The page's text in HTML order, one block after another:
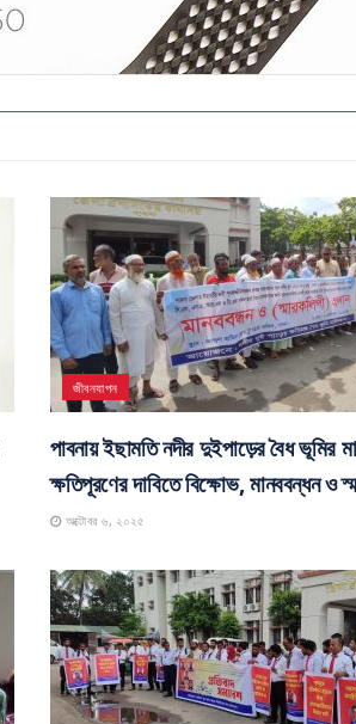
জীবনযাপন
পাবনায় ইছামতি নদীর দুইপাড়ের বৈধ ভূমির
ক্ষতিপূরণের দাবিতে বিক্ষোভ, মানববন্ধন ও
অক্টোবর ৬, ২০২৫